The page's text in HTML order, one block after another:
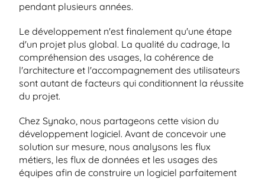
pendant plusieurs années.
Le développement n'est finalement qu'une étape
d'un projet plus global. La qualité du cadrage, la
compréhension des usages, la cohérence de
l'architecture et l'accompagnement des utilisateurs
sont autant de facteurs qui conditionnent la réussite
du projet.
Chez Synako, nous partageons cette vision du
développement logiciel. Avant de concevoir une
solution sur mesure, nous analysons les flux
métiers, les flux de données et les usages des
équipes afin de construire un logiciel parfaitement